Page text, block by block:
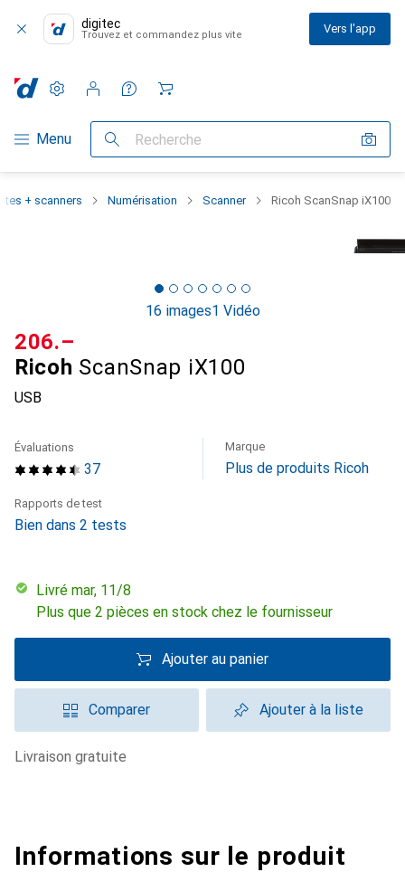
digitec
Trouvez et commandez plus vite Vers l'app
Navigation par catégorie
Menu Recherche
Paramètres
Compte client
Listes de comparaison
Listes d'envies
Panier
+ scanners Numérisation Scanner Ricoh ScanSnap iX100
16 images1 Vidéo
Ricoh ScanSnap iX100
USB
CHF
206.–
37
Évaluations Marque
Plus de produits Ricoh
Rapports de test
Bien dans 2 tests
Livré mar, 11/8
Plus que 2 pièces en stock chez le fournisseur
Ajouter au panier
Comparer Ajouter à la liste
livraison gratuite
Informations sur le produit